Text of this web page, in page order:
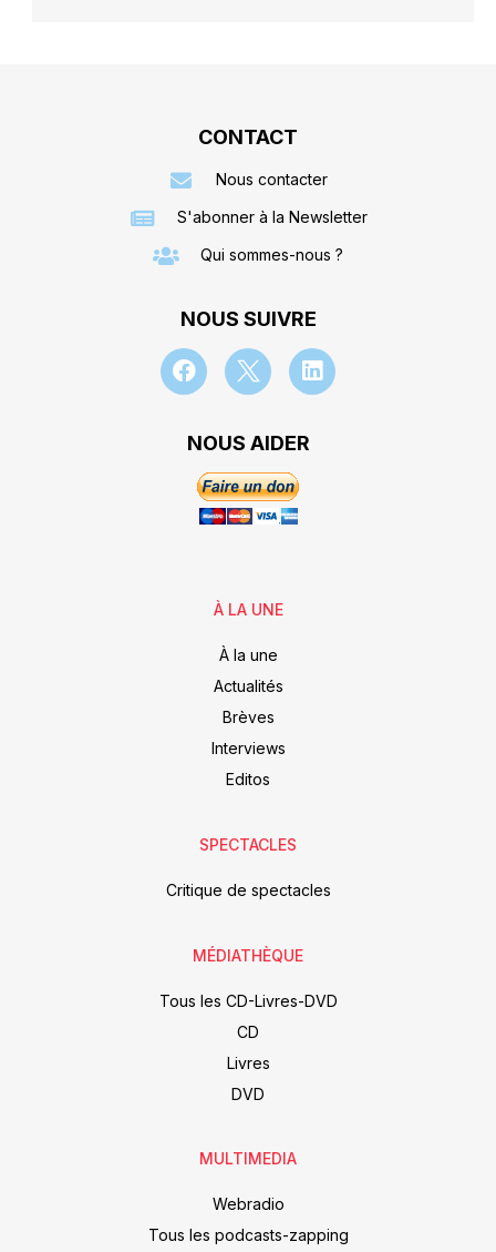
CONTACT
Nous contacter
S'abonner à la Newsletter
Qui sommes-nous ?
NOUS SUIVRE
NOUS AIDER
À LA UNE
À la une
Actualités
Brèves
Interviews
Editos
SPECTACLES
Critique de spectacles
MÉDIATHÈQUE
Tous les CD-Livres-DVD
CD
Livres
DVD
MULTIMEDIA
Webradio
Tous les podcasts-zapping